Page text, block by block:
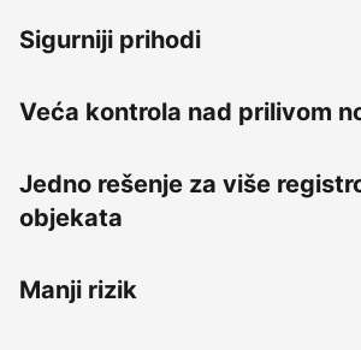
Sigurniji prihodi
Veća kontrola nad prilivom
Jedno rešenje za više
objekata
Manji rizik